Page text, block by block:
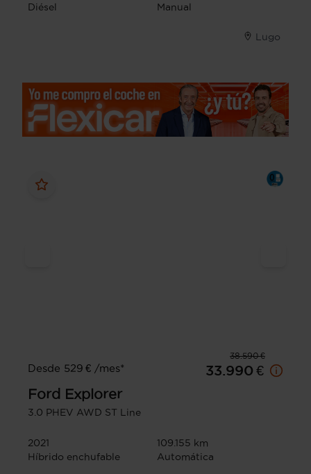
Diésel
Manual
Lugo
38.590 €
Desde 529 € /mes*
33.990 €
Ford Explorer
3.0 PHEV AWD ST Line
2021
109.155 km
Híbrido enchufable
Automática